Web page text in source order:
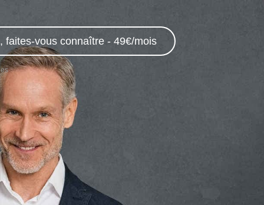
faites-vous connaître - 49€/mois